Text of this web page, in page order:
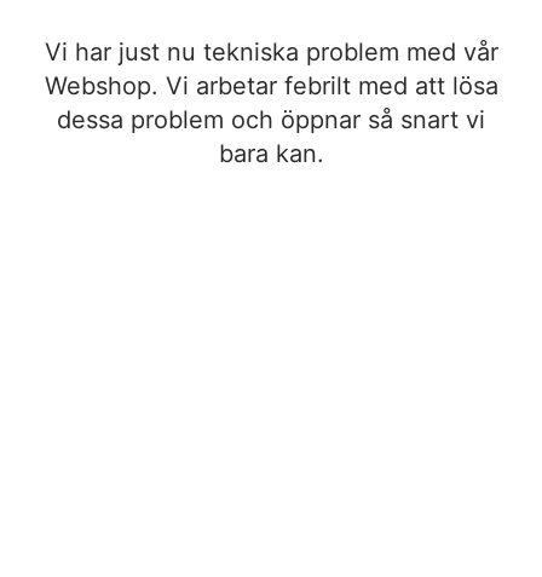
Vi har just nu tekniska problem med vår
Webshop. Vi arbetar febrilt med att lösa
dessa problem och öppnar så snart vi
bara kan.